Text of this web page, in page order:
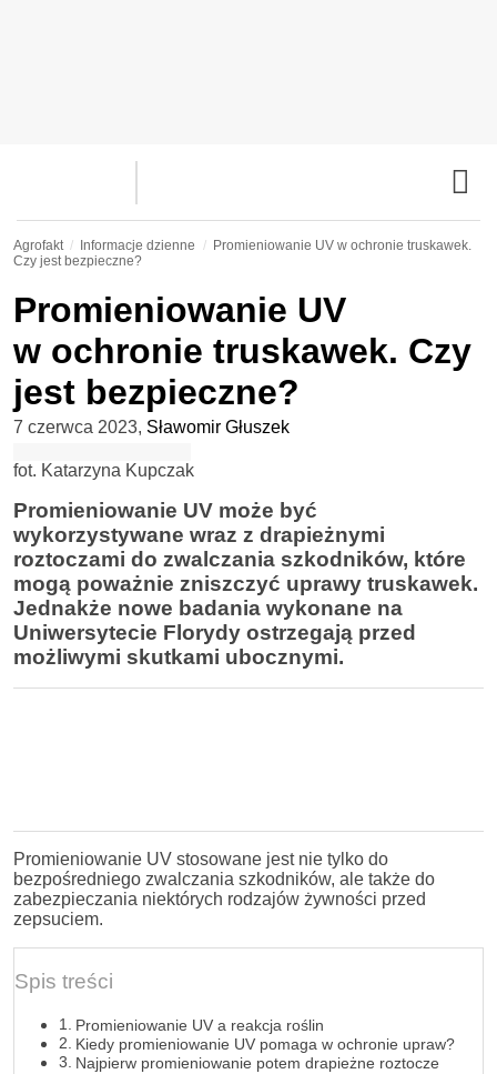
Agrofakt Informacje dzienne
Promieniowanie UV w ochronie truskawek.
Czy jest bezpieczne?
Promieniowanie UV
w ochronie truskawek. Czy
jest bezpieczne?
7 czerwca 2023, Sławomir Głuszek
fot. Katarzyna Kupczak
Promieniowanie UV może być
wykorzystywane wraz z drapieżnymi
roztoczami do zwalczania szkodników, które
mogą poważnie zniszczyć uprawy truskawek.
Jednakże nowe badania wykonane na
Uniwersytecie Florydy ostrzegają przed
możliwymi skutkami ubocznymi.
Promieniowanie UV stosowane jest nie tylko do
bezpośredniego zwalczania szkodników, ale także do
zabezpieczania niektórych rodzajów żywności przed
zepsuciem.
Spis treści
Promieniowanie UV a reakcja roślin
Kiedy promieniowanie UV pomaga w ochronie upraw?
Najpierw promieniowanie potem drapieżne roztocze